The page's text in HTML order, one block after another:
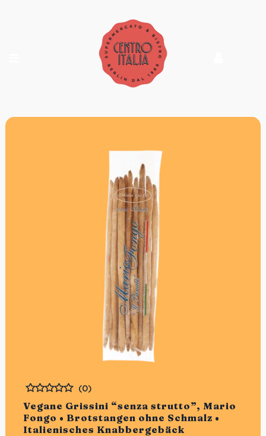
Vegane Grissini “senza strutto”, Mario
Fongo • Brotstangen ohne Schmalz •
Italienisches Knabbergebäck
Bewertet
(0)